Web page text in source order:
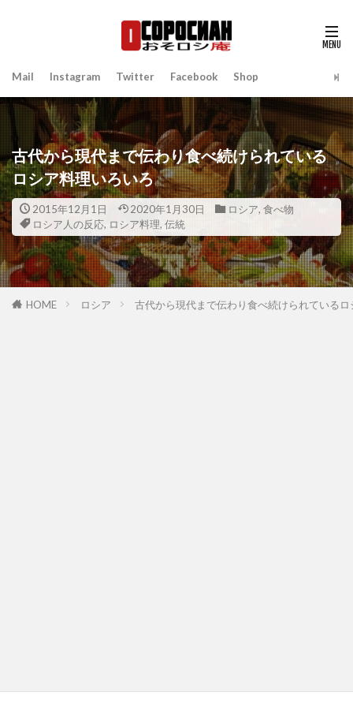
Mail Instagram Twitter Facebook Shop
古代から現代まで伝わり食べ続けられている
ロシア料理いろいろ
2015年12月1日 2020年1月30日 ロシア, 食べ物
ロシア人の反応, ロシア料理, 伝統
HOME ロシア 古代から現代まで伝わり食べ続けられている